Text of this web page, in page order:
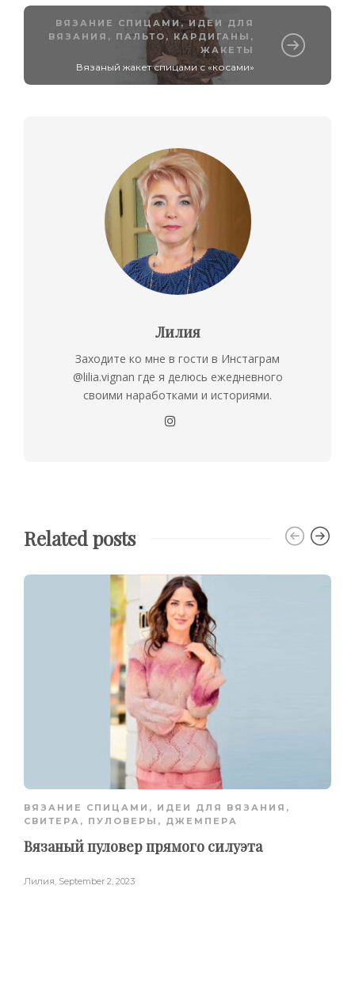
ВЯЗАНИЕ СПИЦАМИ,ИДЕИ ДЛЯ
ВЯЗАНИЯ , ПАЛЬТО, КАРДИГАНЫ,
ЖАКЕТЫ
Вязаный жакет спицами с «косами»
Лилия
Заходите ко мне в гости в Инстаграм
@lilia.vignan где я делюсь ежедневного
своими наработками и историями.
Related posts
ВЯЗАНИЕ СПИЦАМИ , ИДЕИ ДЛЯ ВЯЗАНИЯ ,
СВИТЕРА, ПУЛОВЕРЫ, ДЖЕМПЕРА
Вязаный пуловер прямого силуэта
Лилия, September 2, 2023